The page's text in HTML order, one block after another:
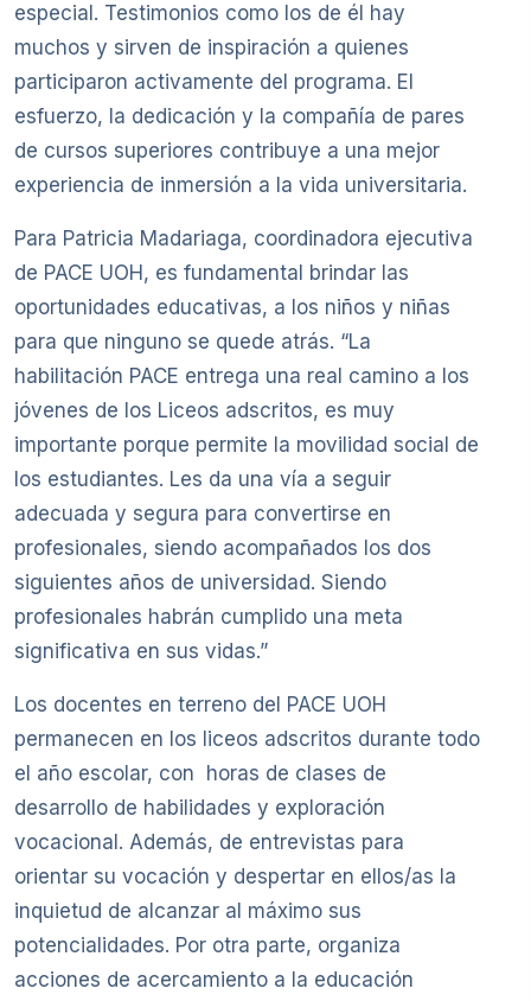
especial. Testimonios como los de él hay
muchos y sirven de inspiración a quienes
participaron activamente del programa. El
esfuerzo, la dedicación y la compañía de pares
de cursos superiores contribuye a una mejor
experiencia de inmersión a la vida universitaria.
Para Patricia Madariaga, coordinadora ejecutiva
de PACE UOH, es fundamental brindar las
oportunidades educativas, a los niños y niñas
para que ninguno se quede atrás. “La
habilitación PACE entrega una real camino a los
jóvenes de los Liceos adscritos, es muy
importante porque permite la movilidad social de
los estudiantes. Les da una vía a seguir
adecuada y segura para convertirse en
profesionales, siendo acompañados los dos
siguientes años de universidad. Siendo
profesionales habrán cumplido una meta
significativa en sus vidas.”
Los docentes en terreno del PACE UOH
permanecen en los liceos adscritos durante todo
el año escolar, con horas de clases de
desarrollo de habilidades y exploración
vocacional. Además, de entrevistas para
orientar su vocación y despertar en ellos/as la
inquietud de alcanzar al máximo sus
potencialidades. Por otra parte, organiza
acciones de acercamiento a la educación